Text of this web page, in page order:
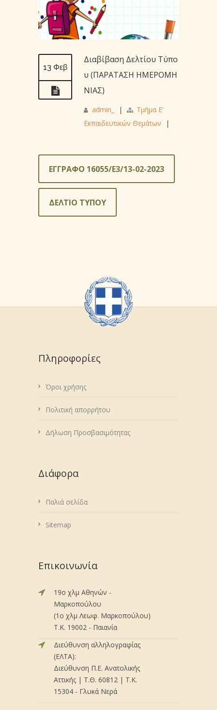
13 Φεβ
Διαβίβαση Δελτίου Τύπο
υ (ΠΑΡΑΤΑΣΗ ΗΜΕΡΟΜΗ
ΝΙΑΣ)
admin_ |
Τμήμα Ε’
Εκπαιδευτικών Θεμάτων
|
ΕΓΓΡΑΦΟ 16055/Ε3/13-02-2023
ΔΕΛΤΙΟ ΤΥΠΟΥ
Πληροφορίες
Όροι χρήσης
Πολιτική απορρήτου
Δήλωση Προσβασιμότητας
Διάφορα
Παλιά σελίδα
Sitemap
Επικοινωνία
19ο χλμ Αθηνών -
Μαρκοπούλου
(1ο χλμ Λεωφ. Μαρκοπούλου)
Τ.Κ. 19002 - Παιανία
Διεύθυνση αλληλογραφίας
(ΕΛΤΑ):
Διεύθυνση Π.Ε. Ανατολικής
Αττικής | Τ.Θ. 60812 | Τ.Κ.
15304 - Γλυκά Νερά